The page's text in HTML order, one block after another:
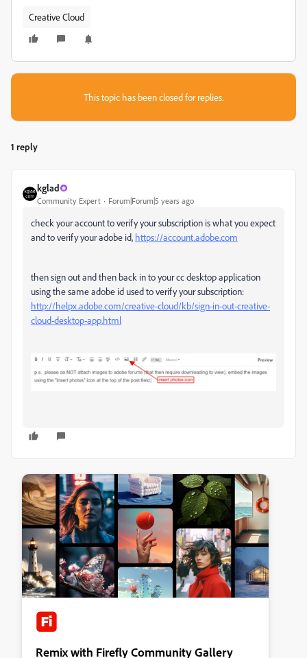
Creative Cloud
This topic has been closed for replies.
1 reply
kglad
Community Expert Forum|Forum|5 years ago
check your account to verify your subscription is what you expect
and to verify your adobe id, https://account.adobe.com
then sign out and then back in to your cc desktop application
using the same adobe id used to verify your subscription:
http://helpx.adobe.com/creative-cloud/kb/sign-in-out-creative-
cloud-desktop-app.html
Remix with Firefly Community Gallery